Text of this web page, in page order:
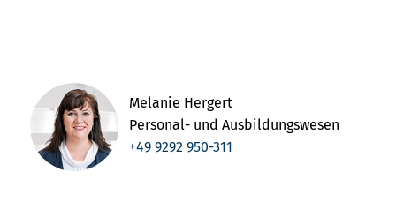
Melanie Hergert
Personal- und Ausbildungswesen
+49 9292 950-311